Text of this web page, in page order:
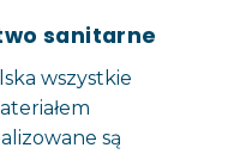
sanitarne
wszystkie
są